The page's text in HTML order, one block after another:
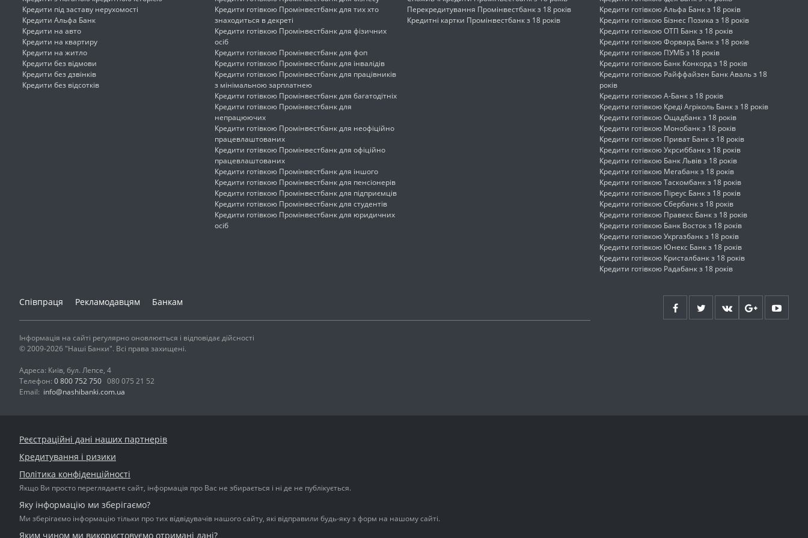
Кредити під заставу нерухомості
Кредити Альфа Банк
Кредити на авто
Кредити на квартиру
Кредити на житло
Кредити без відмови
Кредити без дзвінків
Кредити без відсотків
Кредити готівкою Промінвестбанк для тих хто
знаходиться в декреті
Кредити готівкою Промінвестбанк для фізичних
осіб
Кредити готівкою Промінвестбанк для фоп
Кредити готівкою Промінвестбанк для інвалідів
Кредити готівкою Промінвестбанк для працівників
з мінімальною зарплатнею
Кредити готівкою Промінвестбанк для багатодітніх
Кредити готівкою Промінвестбанк для
непрацюючих
Кредити готівкою Промінвестбанк для неофіційно
працевлаштованих
Кредити готівкою Промінвестбанк для офіційно
працевлаштованих
Кредити готівкою Промінвестбанк для іншого
Кредити готівкою Промінвестбанк для пенсіонерів
Кредити готівкою Промінвестбанк для підприємців
Кредити готівкою Промінвестбанк для студентів
Кредити готівкою Промінвестбанк для юридичних
осіб
Перекредитування Промінвестбанк з 18 років
Кредитні картки Промінвестбанк з 18 років
Кредити готівкою Альфа Банк з 18 років
Кредити готівкою Бізнес Позика з 18 років
Кредити готівкою ОТП Банк з 18 років
Кредити готівкою Форвард Банк з 18 років
Кредити готівкою ПУМБ з 18 років
Кредити готівкою Банк Конкорд з 18 років
Кредити готівкою Райффайзен Банк Аваль з 18
років
Кредити готівкою А-Банк з 18 років
Кредити готівкою Креді Агріколь Банк з 18 років
Кредити готівкою Ощадбанк з 18 років
Кредити готівкою Монобанк з 18 років
Кредити готівкою Приват Банк з 18 років
Кредити готівкою Укрсиббанк з 18 років
Кредити готівкою Банк Львів з 18 років
Кредити готівкою Мегабанк з 18 років
Кредити готівкою Таскомбанк з 18 років
Кредити готівкою Піреус Банк з 18 років
Кредити готівкою Сбербанк з 18 років
Кредити готівкою Правекс Банк з 18 років
Кредити готівкою Банк Восток з 18 років
Кредити готівкою Укргазбанк з 18 років
Кредити готівкою Юнекс Банк з 18 років
Кредити готівкою Кристалбанк з 18 років
Кредити готівкою Радабанк з 18 років
Співпраця Рекламодавцям Банкам
Інформація на сайті регулярно оновлюється і відповідає дійсності
© 2009-2026 "Наші Банки". Всі права захищені.
Адреса: Київ, бул. Лепсе, 4
Телефон: 0 800 752 750 080 075 21 52
Email: info@nashibanki.com.ua
Реєстраційні дані наших партнерів
Кредитування і ризики
Політика конфіденційності
Якщо Ви просто переглядаєте сайт, інформація про Вас не збирається і ні де не публікується.
Яку інформацію ми зберігаємо?
Ми зберігаємо інформацію тільки про тих відвідувачів нашого сайту, які відправили будь-яку з форм на нашому сайті.
Яким чином ми використовуємо отримані дані?